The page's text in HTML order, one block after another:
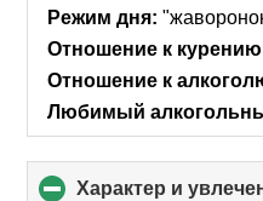
collapse
Режим дня:
Отношение к
Отношение к
Любимый
Характер и